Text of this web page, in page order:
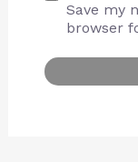
Save my
browser